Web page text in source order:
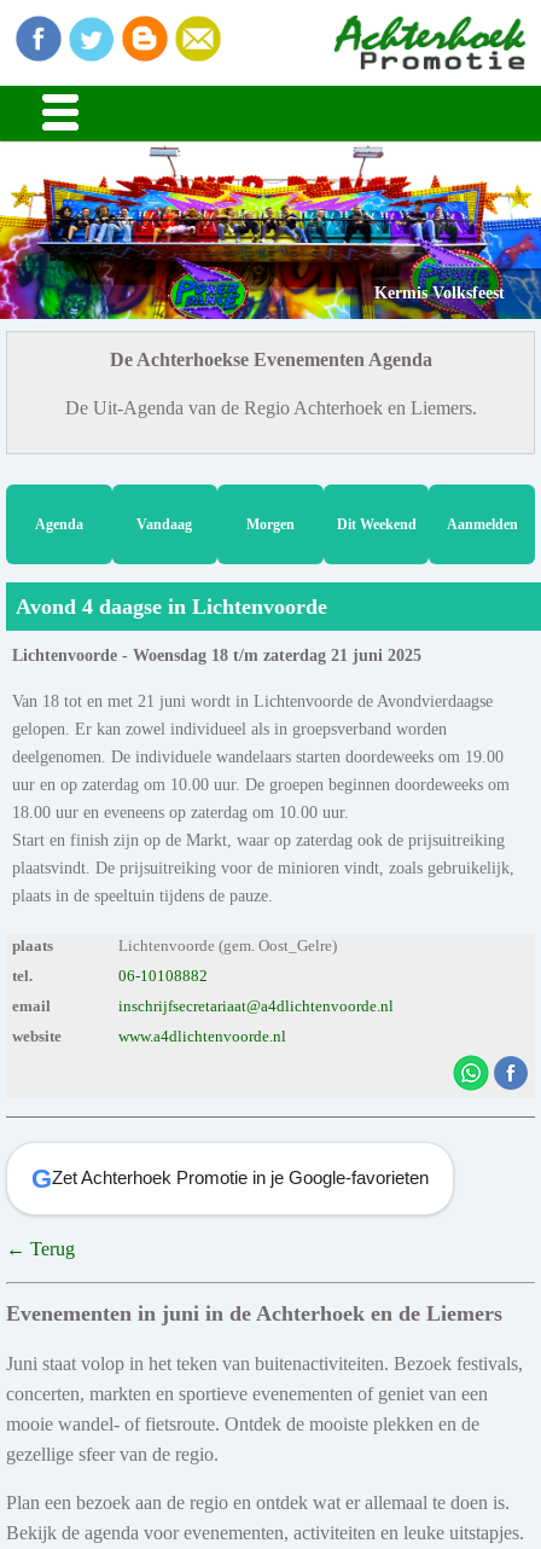
Kermis Volksfeest
De Achterhoekse Evenementen Agenda
De Uit-Agenda van de Regio Achterhoek en Liemers.
Agenda Vandaag Morgen Dit Weekend Aanmelden
Avond 4 daagse in Lichtenvoorde
Lichtenvoorde - Woensdag 18 t/m zaterdag 21 juni 2025
Van 18 tot en met 21 juni wordt in Lichtenvoorde de Avondvierdaagse
gelopen. Er kan zowel individueel als in groepsverband worden
deelgenomen. De individuele wandelaars starten doordeweeks om 19.00
uur en op zaterdag om 10.00 uur. De groepen beginnen doordeweeks om
18.00 uur en eveneens op zaterdag om 10.00 uur.
Start en finish zijn op de Markt, waar op zaterdag ook de prijsuitreiking
plaatsvindt. De prijsuitreiking voor de minioren vindt, zoals gebruikelijk,
plaats in de speeltuin tijdens de pauze.
plaats
Lichtenvoorde (gem. Oost_Gelre)
tel.
06-10108882
email
inschrijfsecretariaat@a4dlichtenvoorde.nl
website
www.a4dlichtenvoorde.nl
GZet Achterhoek Promotie in je Google-favorieten
← Terug
Evenementen in juni in de Achterhoek en de Liemers
Juni staat volop in het teken van buitenactiviteiten. Bezoek festivals,
concerten, markten en sportieve evenementen of geniet van een
mooie wandel- of fietsroute. Ontdek de mooiste plekken en de
gezellige sfeer van de regio.
Plan een bezoek aan de regio en ontdek wat er allemaal te doen is.
Bekijk de agenda voor evenementen, activiteiten en leuke uitstapjes.